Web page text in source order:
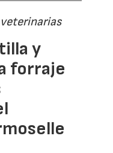
y
forraje